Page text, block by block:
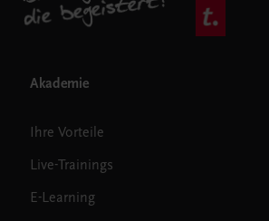
Akademie
Ihre Vorteile
Live-Trainings
E-Learning